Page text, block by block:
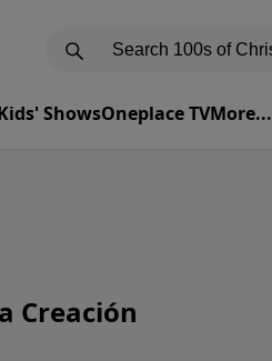
ShowsOneplace TVMore...
Creación